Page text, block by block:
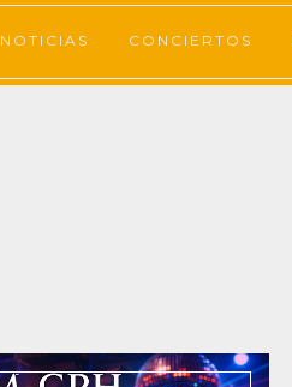
NOTICIAS CONCIERTOS